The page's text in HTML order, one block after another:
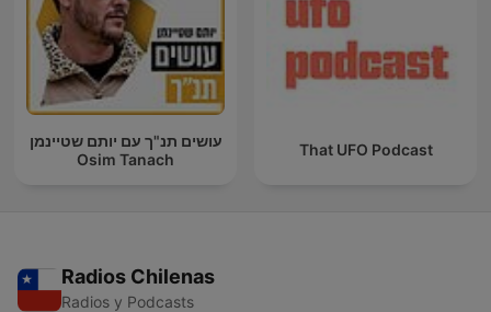
עושים תנ"ך עם יותם שטיינמן
Osim Tanach
That UFO Podcast
Radios Chilenas
Radios y Podcasts